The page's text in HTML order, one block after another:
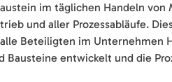
im täglichen Handeln
und aller Prozessabläufe.
Beteiligten im Unternehmen
Bausteine entwickelt und die